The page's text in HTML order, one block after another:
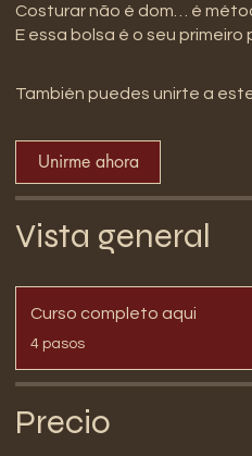
Costurar não é dom… é
También puedes unirte a
Unirme ahora
Vista general
Curso completo aqui
.
4 pasos
Precio